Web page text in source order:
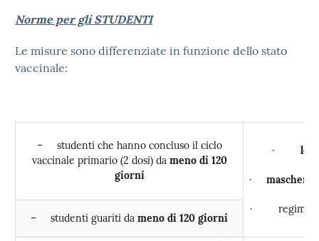
Norme per gli STUDENTI
Le misure sono differenziate in funzione dello stato
vaccinale:
– studenti che hanno concluso il ciclo
vaccinale primario (2 dosi) da meno di 120
giorni
·
·
· regime
– studenti guariti da meno di 120 giorni